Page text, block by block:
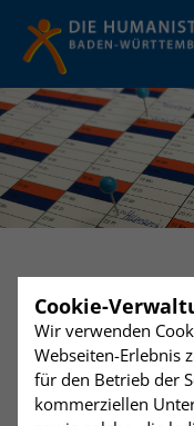
Mittwoch
10
April
19:00 Uhr
Cookie-
Wir verwenden
Webseiten-Erlebnis
für den Betrieb der
kommerziellen